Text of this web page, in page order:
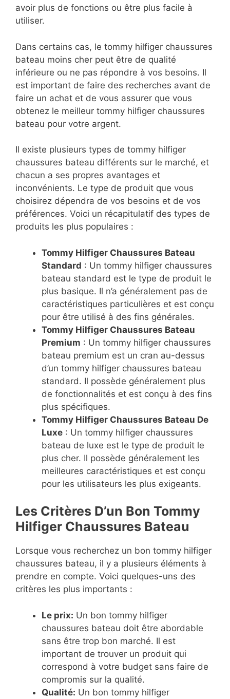
avoir plus de fonctions ou être plus facile à
utiliser.
Dans certains cas, le tommy hilfiger chaussures
bateau moins cher peut être de qualité
inférieure ou ne pas répondre à vos besoins. Il
est important de faire des recherches avant de
faire un achat et de vous assurer que vous
obtenez le meilleur tommy hilfiger chaussures
bateau pour votre argent.
Il existe plusieurs types de tommy hilfiger
chaussures bateau différents sur le marché, et
chacun a ses propres avantages et
inconvénients. Le type de produit que vous
choisirez dépendra de vos besoins et de vos
préférences. Voici un récapitulatif des types de
produits les plus populaires :
Tommy Hilfiger Chaussures Bateau
Standard : Un tommy hilfiger chaussures
bateau standard est le type de produit le
plus basique. Il n’a généralement pas de
caractéristiques particulières et est conçu
pour être utilisé à des fins générales.
Tommy Hilfiger Chaussures Bateau
Premium : Un tommy hilfiger chaussures
bateau premium est un cran au-dessus
d’un tommy hilfiger chaussures bateau
standard. Il possède généralement plus
de fonctionnalités et est conçu à des fins
plus spécifiques.
Tommy Hilfiger Chaussures Bateau De
Luxe : Un tommy hilfiger chaussures
bateau de luxe est le type de produit le
plus cher. Il possède généralement les
meilleures caractéristiques et est conçu
pour les utilisateurs les plus exigeants.
Les Critères D’un Bon Tommy
Hilfiger Chaussures Bateau
Lorsque vous recherchez un bon tommy hilfiger
chaussures bateau, il y a plusieurs éléments à
prendre en compte. Voici quelques-uns des
critères les plus importants :
Le prix: Un bon tommy hilfiger
chaussures bateau doit être abordable
sans être trop bon marché. Il est
important de trouver un produit qui
correspond à votre budget sans faire de
compromis sur la qualité.
Qualité: Un bon tommy hilfiger